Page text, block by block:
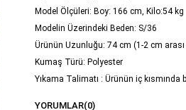
Model Ölçüleri: Boy: 166 cm, Kilo:54 kg
Modelin Üzerindeki Beden: S/36
Ürünün Uzunluğu: 74 cm (1-2 cm
Kumaş Türü: Polyester
Yıkama Talimatı : Ürünün iç kısmında
YORUMLAR(0)